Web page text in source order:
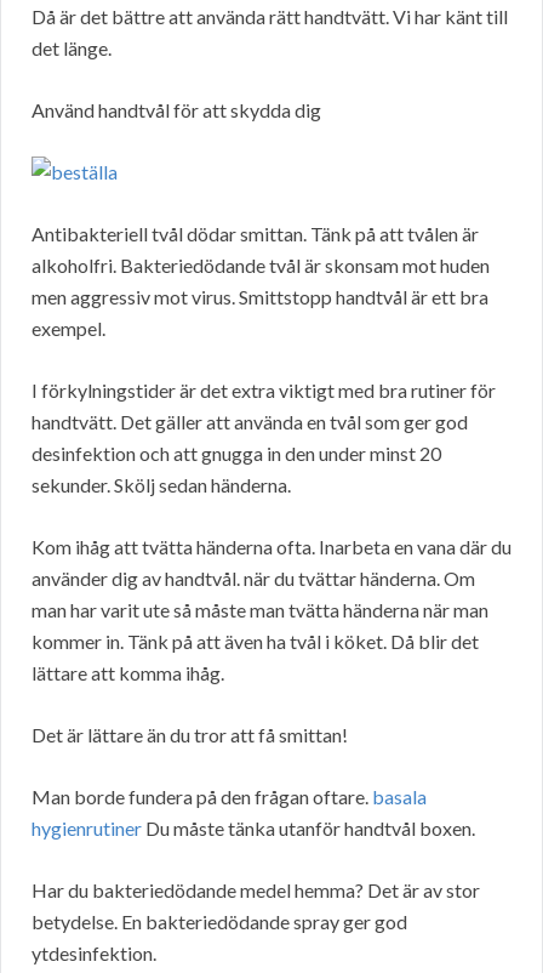
Då är det bättre att använda rätt handtvätt. Vi har känt till
det länge.
Använd handtvål för att skydda dig
Antibakteriell tvål dödar smittan. Tänk på att tvålen är
alkoholfri. Bakteriedödande tvål är skonsam mot huden
men aggressiv mot virus. Smittstopp handtvål är ett bra
exempel.
I förkylningstider är det extra viktigt med bra rutiner för
handtvätt. Det gäller att använda en tvål som ger god
desinfektion och att gnugga in den under minst 20
sekunder. Skölj sedan händerna.
Kom ihåg att tvätta händerna ofta. Inarbeta en vana där du
använder dig av handtvål. när du tvättar händerna. Om
man har varit ute så måste man tvätta händerna när man
kommer in. Tänk på att även ha tvål i köket. Då blir det
lättare att komma ihåg.
Det är lättare än du tror att få smittan!
Man borde fundera på den frågan oftare. basala
hygienrutiner Du måste tänka utanför handtvål boxen.
Har du bakteriedödande medel hemma? Det är av stor
betydelse. En bakteriedödande spray ger god
ytdesinfektion.